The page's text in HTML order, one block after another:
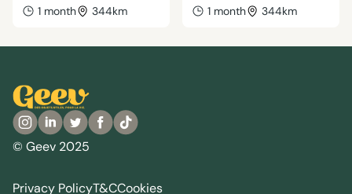
1 month 344km 1 month 344km
© Geev 2025
Privacy PolicyT&CCookies